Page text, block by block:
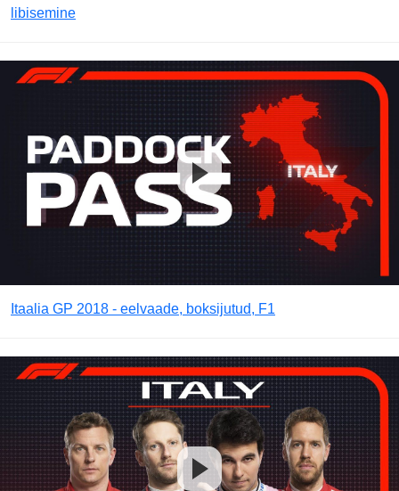
libisemine
Itaalia GP 2018 - eelvaade, boksijutud, F1